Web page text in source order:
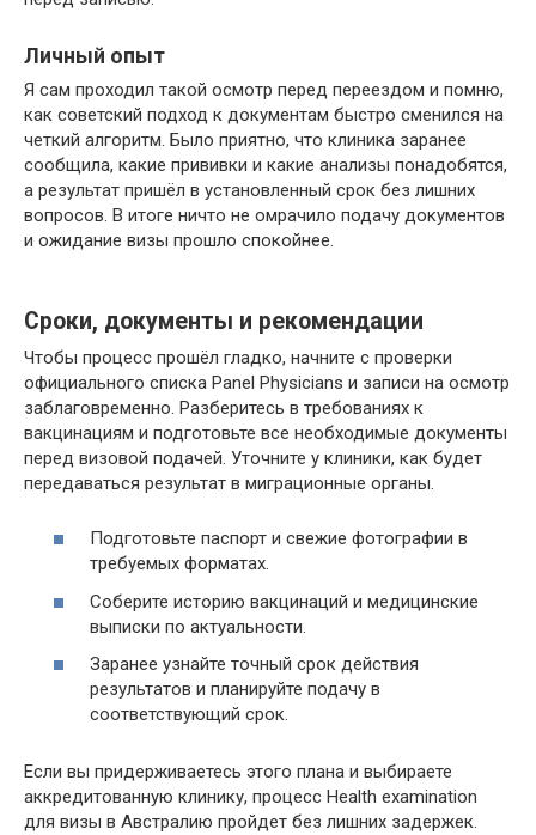
Личный опыт
Я сам проходил такой осмотр перед переездом и помню,
как советский подход к документам быстро сменился на
четкий алгоритм. Было приятно, что клиника заранее
сообщила, какие прививки и какие анализы понадобятся,
а результат пришёл в установленный срок без лишних
вопросов. В итоге ничто не омрачило подачу документов
и ожидание визы прошло спокойнее.
Сроки, документы и рекомендации
Чтобы процесс прошёл гладко, начните с проверки
официального списка Panel Physicians и записи на осмотр
заблаговременно. Разберитесь в требованиях к
вакцинациям и подготовьте все необходимые документы
перед визовой подачей. Уточните у клиники, как будет
передаваться результат в миграционные органы.
Подготовьте паспорт и свежие фотографии в
требуемых форматах.
Соберите историю вакцинаций и медицинские
выписки по актуальности.
Заранее узнайте точный срок действия
результатов и планируйте подачу в
соответствующий срок.
Если вы придерживаетесь этого плана и выбираете
аккредитованную клинику, процесс Health examination
для визы в Австралию пройдет без лишних задержек.